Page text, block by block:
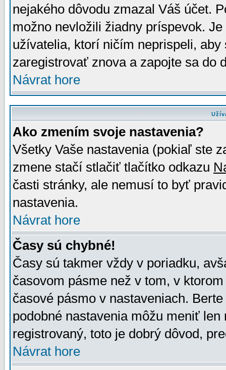
nejakého dôvodu zmazal Váš účet.
možno nevložili žiadny príspevok.
užívatelia, ktorí ničím neprispeli,
zaregistrovať znova a zapojte sa do
Návrat hore
Ako zmením svoje nastavenia?
Všetky Vaše nastavenia (pokiaľ ste
zmene stačí stlačiť tlačítko odkazu
časti stránky, ale nemusí to byť
nastavenia.
Návrat hore
Časy sú chybné!
Časy sú takmer vždy v poriadku,
časovom pásme než v tom, v
časové pásmo v nastaveniach.
podobné nastavenia môžu meniť
registrovaný, toto je dobrý dôvod,
Návrat hore